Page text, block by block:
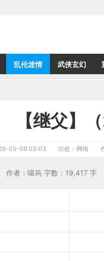
乱伦迷情 武侠玄幻
【继父】
05-08 03:03 出处：网络
：喵筠】 作者：喵